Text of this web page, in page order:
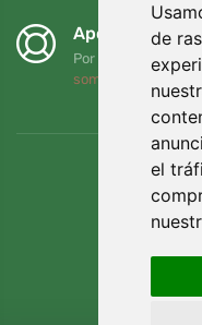
de
el
Apoyamos a
Por cada pedido
somos